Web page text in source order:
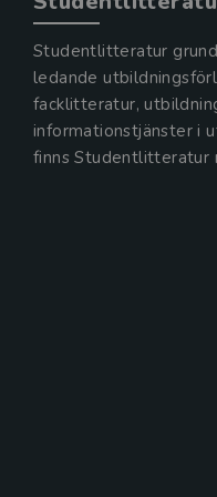
Studentlitteratur
ledande
facklitteratur,
informationstjänster i
finns Studentlitteratur